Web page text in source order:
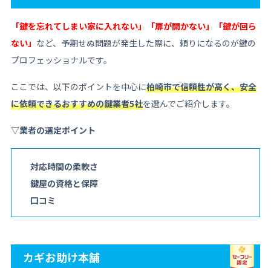
「鍵を忘れてしまい家に入れない」「扉が開かない」「鍵が回ら
ない」 など、予期せぬ問題が発生した際に、頼りになるのが鍵の
プロフェッショナルです。
ここでは、以下のポイントを中心に柏崎市で信頼性が高く、安全
に依頼できるおすすめの鍵業者5社を選んでご紹介します。
▽業者の選定ポイント
対応時間の柔軟さ
鍵屋の資格と保障
口コミ
カギお助け本舗